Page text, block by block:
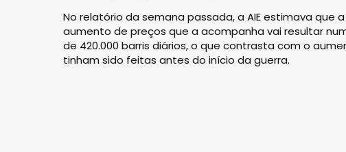
No relatório da semana passada, a AIE estimava
aumento de preços que a acompanha vai resultar
de 420.000 barris diários, o que contrasta com o
tinham sido feitas antes do início da guerra.